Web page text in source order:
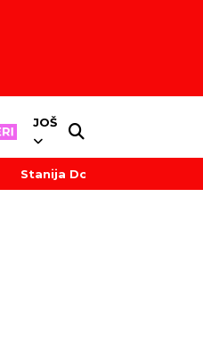
JOŠ
Stanija Dobrojević